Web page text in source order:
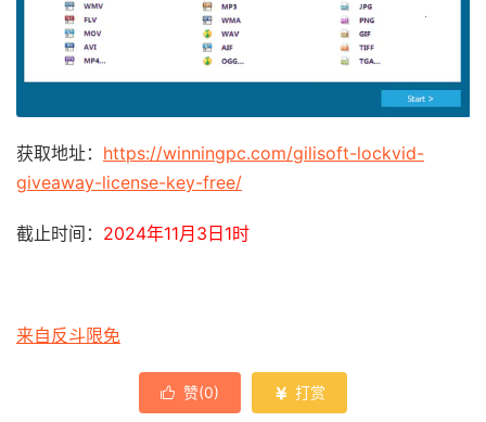
获取地址： https://winningpc.com/gilisoft-lockvid-
giveaway-license-key-free/
截止时间： 2024年11月3日1时
来自反斗限免
 赞(0)  打赏